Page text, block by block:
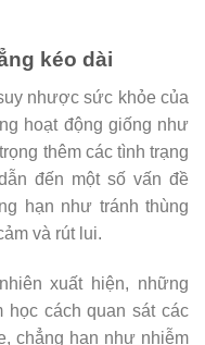
kéo dài
nhược sức khỏe của
hoạt động giống như
thêm các tình trạng
đến một số vấn đề
hạn như tránh thùng
và rút lui.
xuất hiện, những
cách quan sát các
chẳng hạn như nhiễm